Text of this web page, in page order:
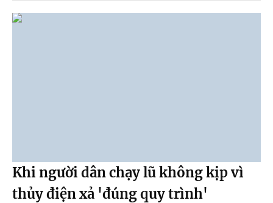
Khi người dân chạy lũ không kịp vì
thủy điện xả 'đúng quy trình'